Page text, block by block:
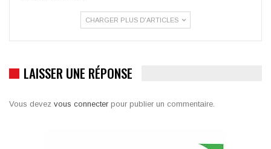
CHARGER PLUS D'ARTICLES
LAISSER UNE RÉPONSE
Vous devez vous connecter pour publier un commentaire.